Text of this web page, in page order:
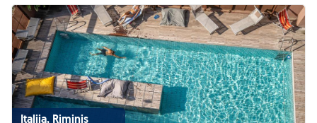
Italija, Riminis